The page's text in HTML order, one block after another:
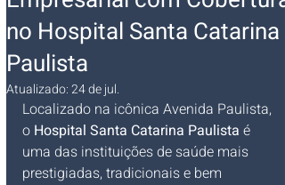
no Hospital Santa Catarina
Paulista
Atualizado:24 de jul.
Localizado na icônica Avenida Paulista,
o Hospital Santa Catarina Paulista é
uma das instituições de saúde mais
prestigiadas, tradicionais e bem